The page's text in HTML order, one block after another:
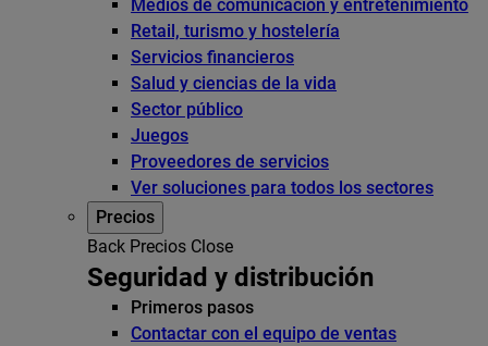
Medios de comunicación y entretenimiento
Retail, turismo y hostelería
Servicios financieros
Salud y ciencias de la vida
Sector público
Juegos
Proveedores de servicios
Ver soluciones para todos los sectores
Precios
Back Precios Close
Seguridad y distribución
Primeros pasos
Contactar con el equipo de ventas